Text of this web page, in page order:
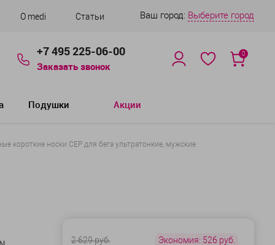
О medi Статьи Ваш город: Выберите город
+7 495 225-06-00
Заказать звонок
0
Подушки Акции
короткие носки CEP для бега ультратонкие, мужские
2 629 руб. Экономия: 526 руб.